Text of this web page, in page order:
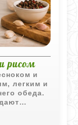
рисом
и
легким и
обеда.